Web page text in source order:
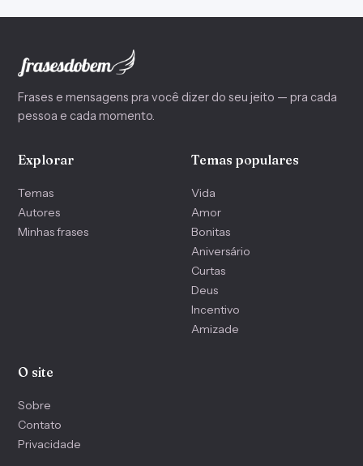
Frases e mensagens pra você dizer do seu jeito — pra cada
pessoa e cada momento.
Explorar
Temas
Autores
Minhas frases
Temas populares
Vida
Amor
Bonitas
Aniversário
Curtas
Deus
Incentivo
Amizade
O site
Sobre
Contato
Privacidade